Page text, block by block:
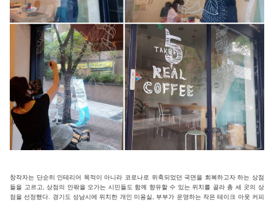
창작자는 단순히 인테리어 목적이 아니라 코로나로 위축되었던 국면을 회복하고자 하는 상점
들을 고르고, 상점의 안팎을 오가는 시민들도 함께 향유할 수 있는 위치를 골라 총 세 곳의 상
점을 선정했다. 경기도 성남시에 위치한 개인 미용실, 부부가 운영하는 작은 테이크 아웃 커피